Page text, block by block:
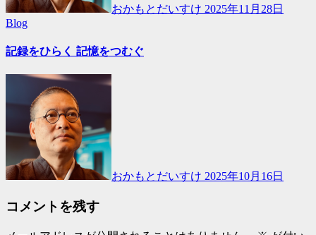
おかもとだいすけ 2025年11月28日
Blog
記録をひらく 記憶をつむぐ
おかもとだいすけ 2025年10月16日
コメントを残す